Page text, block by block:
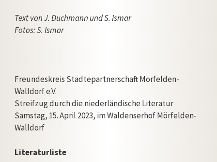
Text von J. Duchmann und S. Ismar
Fotos: S. Ismar
Freundeskreis Städtepartnerschaft Mörfelden-
Walldorf e.V.
Streifzug durch die niederländische Literatur
Samstag, 15. April 2023, im Waldenserhof Mörfelden-
Walldorf
Literaturliste